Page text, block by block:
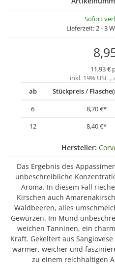
Sofort
Lieferzeit:2 - 3
11,93 €
inkl. 19% USt. ,
ab
Stückpreis /
6
8,70 €*
12
8,40 €*
Hersteller:
Das Ergebnis des
unbeschreibliche
Aroma. In diesem Fall
Kirschen auch
Waldbeeren, alles
Gewürzen. Im Mund
weichen Tanninen, ein
Kraft. Gekeltert aus
warmer, weicher und
zu einem reichhaltigen